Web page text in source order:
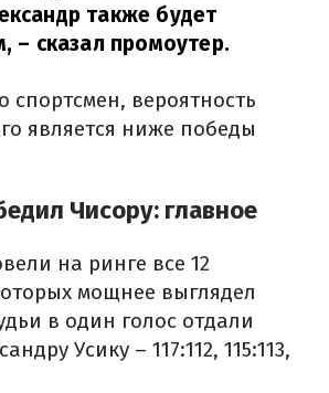
также будет
– сказал промоутер.
спортсмен, вероятность
является ниже победы
Чисору: главное
на ринге все 12
мощнее выглядел
в один голос отдали
Усику – 117:112, 115:113,